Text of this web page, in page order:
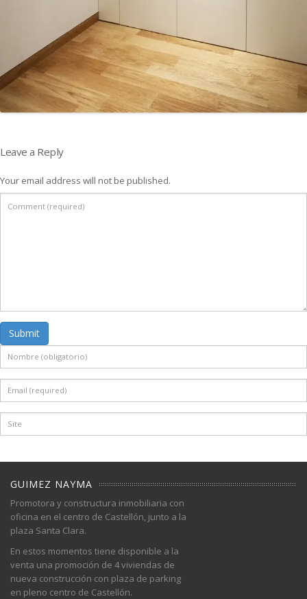
Leave a Reply
Your email address will not be published.
Submit
GUIMEZ NAYMA
Promotora y constructura inmobiliaria con
oficina en el centro de Castellón, junto a la
plaza Santa Clara.
En estos momentos tiene disponible a la
venta una promoción de 4 viviendas de
nueva construcción con plaza de parking
en pleno centro de Castellón.